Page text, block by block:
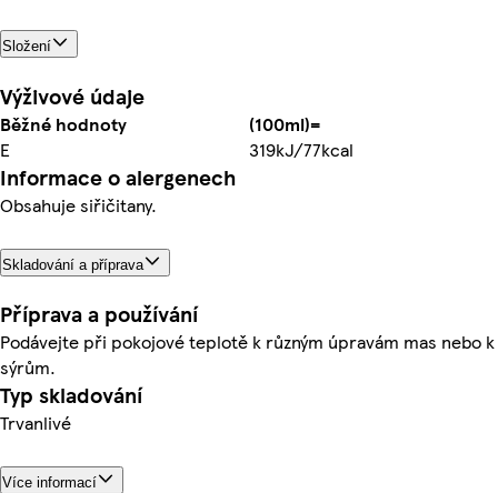
Složení
Výživové údaje
Běžné hodnoty
(100ml)=
E
319kJ/77kcal
Informace o alergenech
Obsahuje siřičitany.
Skladování a příprava
Příprava a používání
Podávejte při pokojové teplotě k různým úpravám mas nebo k
sýrům.
Typ skladování
Trvanlivé
Více informací